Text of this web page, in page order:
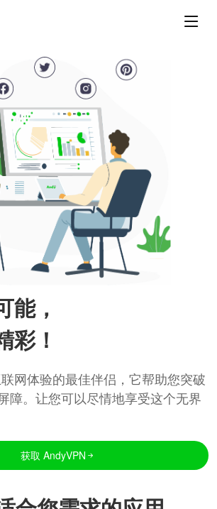
能，
彩！
网体验的最佳伴侣，它帮助您突破
障。让您可以尽情地享受这个无界
获取 AndyVPN